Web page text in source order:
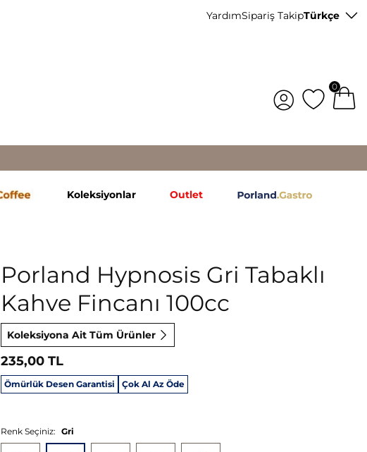
YardımSipariş TakipTürkçe
0
Koleksiyonlar Outlet
Porland Hypnosis Gri Tabaklı
Kahve Fincanı 100cc
Koleksiyona Ait Tüm Ürünler
235,00 TL
Ömürlük Desen Garantisi Çok Al Az Öde
Renk Seçiniz: Gri